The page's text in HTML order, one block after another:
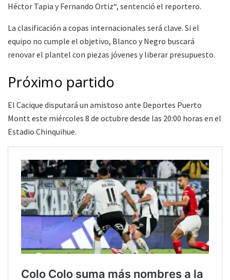
Héctor Tapia y Fernando Ortiz“, sentenció el reportero.
La clasificación a copas internacionales será clave. Si el
equipo no cumple el objetivo, Blanco y Negro buscará
renovar el plantel con piezas jóvenes y liberar presupuesto.
Próximo partido
El Cacique disputará un amistoso ante Deportes Puerto
Montt este miércoles 8 de octubre desde las 20:00 horas en el
Estadio Chinquihue.